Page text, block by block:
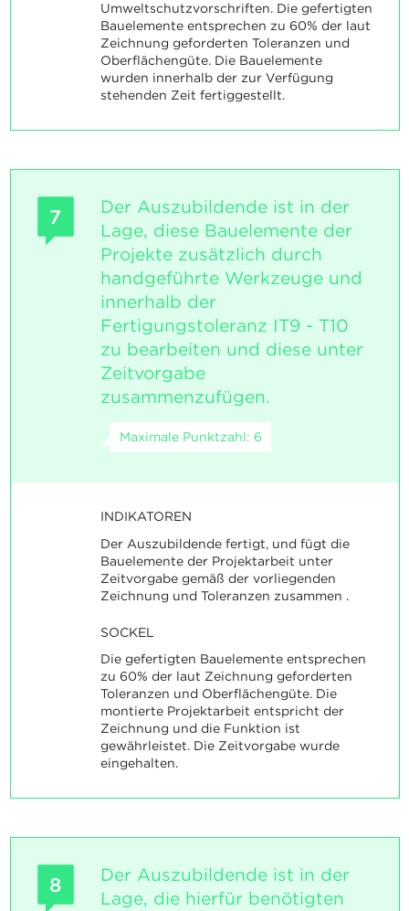
Umweltschutzvorschriften. Die gefertigten
Bauelemente entsprechen zu 60% der laut
Zeichnung geforderten Toleranzen und
Oberflächengüte. Die Bauelemente
wurden innerhalb der zur Verfügung
stehenden Zeit fertiggestellt.
7
Der Auszubildende ist in der
Lage, diese Bauelemente der
Projekte zusätzlich durch
handgeführte Werkzeuge und
innerhalb der
Fertigungstoleranz IT9 - T10
zu bearbeiten und diese unter
Zeitvorgabe
zusammenzufügen.
Maximale Punktzahl: 6
INDIKATOREN
Der Auszubildende fertigt, und fügt die
Bauelemente der Projektarbeit unter
Zeitvorgabe gemäß der vorliegenden
Zeichnung und Toleranzen zusammen .
SOCKEL
Die gefertigten Bauelemente entsprechen
zu 60% der laut Zeichnung geforderten
Toleranzen und Oberflächengüte. Die
montierte Projektarbeit entspricht der
Zeichnung und die Funktion ist
gewährleistet. Die Zeitvorgabe wurde
eingehalten.
8
Der Auszubildende ist in der
Lage, die hierfür benötigten